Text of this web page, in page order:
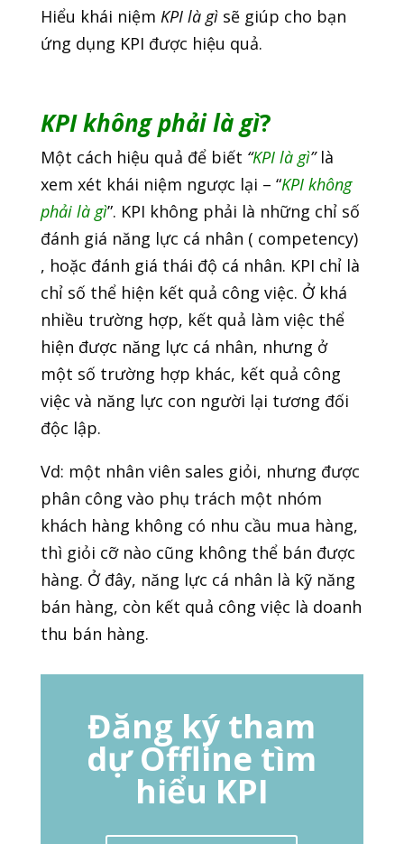
Hiểu khái niệm KPI là gìsẽ giúp cho bạn
ứng dụng KPI được hiệu quả.
KPI không phải là gì?
Một cách hiệu quả để biết “KPI là gì”là
xem xét khái niệm ngược lại – “KPI không
phải là gì”. KPI không phải là những chỉ số
đánh giá năng lực cá nhân ( competency)
, hoặc đánh giá thái độ cá nhân. KPI chỉ là
chỉ số thể hiện kết quả công việc. Ở khá
nhiều trường hợp, kết quả làm việc thể
hiện được năng lực cá nhân, nhưng ở
một số trường hợp khác, kết quả công
việc và năng lực con người lại tương đối
độc lập.
Vd: một nhân viên sales giỏi, nhưng được
phân công vào phụ trách một nhóm
khách hàng không có nhu cầu mua hàng,
thì giỏi cỡ nào cũng không thể bán được
hàng. Ở đây, năng lực cá nhân là kỹ năng
bán hàng, còn kết quả công việc là doanh
thu bán hàng.
Đăng ký tham
dự Offline tìm
hiểu KPI